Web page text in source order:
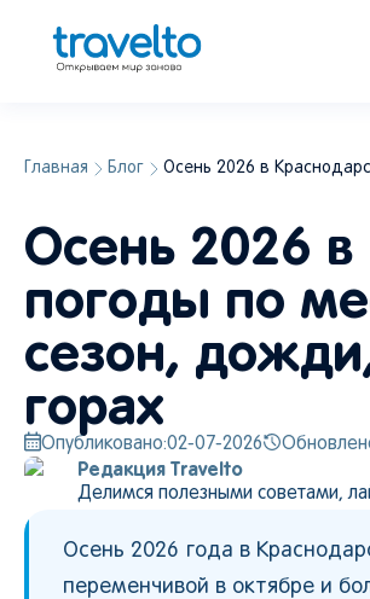
Главная Блог Осень 2026 в
Осень 2026 в
погоды по
сезон,
горах
Опубликовано:02-07-2026
Редакция Travelto
Делимся полезными советами,
Осень 2026 года в
переменчивой в октябре и